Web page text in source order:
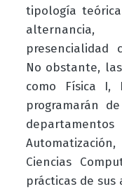
tipología
presencialidad
No obstante,
como Física
programarán
Ciencias
prácticas de